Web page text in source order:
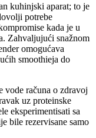
kuhinjski aparat; to je
potrebe
kada je u
Zahvaljujući snažnom
omogućava
smoothieja do
vode računa o zdravoj
uz proteinske
eksperimentisati sa
bile rezervisane samo